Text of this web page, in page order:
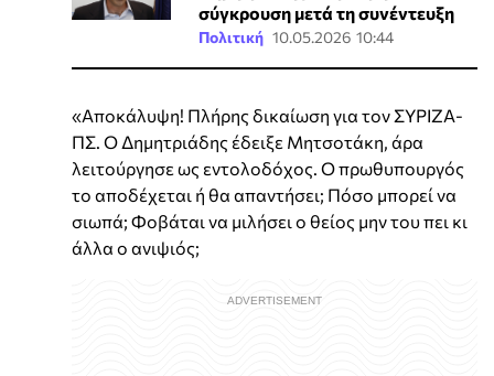
σύγκρουση μετά τη συνέντευξη
Πολιτική 10.05.2026 10:44
«Αποκάλυψη! Πλήρης δικαίωση για τον ΣΥΡΙΖΑ-
ΠΣ. Ο Δημητριάδης έδειξε Μητσοτάκη, άρα
λειτούργησε ως εντολοδόχος. Ο πρωθυπουργός
το αποδέχεται ή θα απαντήσει; Πόσο μπορεί να
σιωπά; Φοβάται να μιλήσει ο θείος μην του πει κι
άλλα ο ανιψιός;